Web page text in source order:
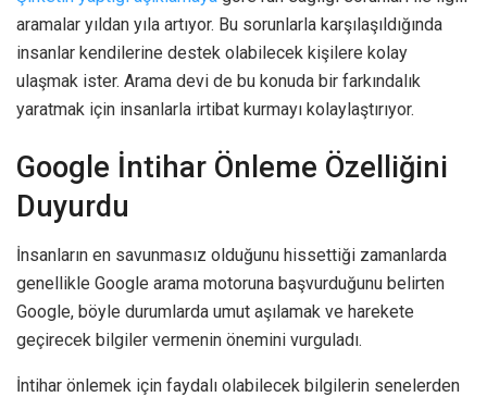
aramalar yıldan yıla artıyor. Bu sorunlarla karşılaşıldığında
insanlar kendilerine destek olabilecek kişilere kolay
ulaşmak ister. Arama devi de bu konuda bir farkındalık
yaratmak için insanlarla irtibat kurmayı kolaylaştırıyor.
Google İntihar Önleme Özelliğini
Duyurdu
İnsanların en savunmasız olduğunu hissettiği zamanlarda
genellikle Google arama motoruna başvurduğunu belirten
Google, böyle durumlarda umut aşılamak ve harekete
geçirecek bilgiler vermenin önemini vurguladı.
İntihar önlemek için faydalı olabilecek bilgilerin senelerden